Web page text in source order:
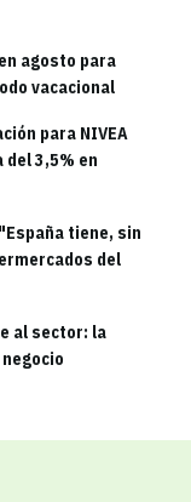
agosto para
vacacional
para NIVEA
3,5% en
tiene, sin
del
al sector: la